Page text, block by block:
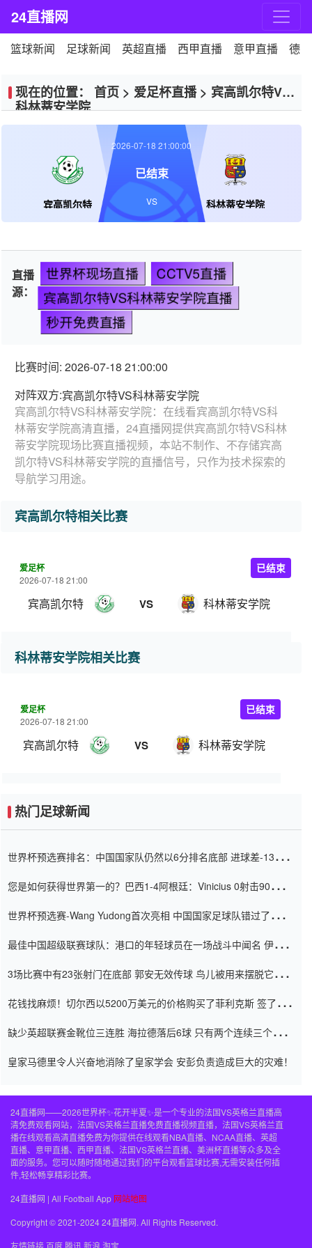
24直播网
篮球新闻 足球新闻 英超直播 西甲直播 意甲直播 德
现在的位置： 首页 > 爱足杯直播> 宾高凯尔特VS
科林蒂安学院
宾高凯尔特 科林蒂安学院
2026-07-18 21:00:00
已结束
VS
直播
源：
世界杯现场直播
CCTV5直播
宾高凯尔特VS科林蒂安学院直播
秒开免费直播
比赛时间: 2026-07-18 21:00:00
对阵双方:宾高凯尔特VS科林蒂安学院
宾高凯尔特VS科林蒂安学院：在线看宾高凯尔特VS科
林蒂安学院高清直播，24直播网提供宾高凯尔特VS科林
蒂安学院现场比赛直播视频，本站不制作、不存储宾高
凯尔特VS科林蒂安学院的直播信号，只作为技术探索的
导航学习用途。
宾高凯尔特相关比赛
爱足杯
2026-07-18 21:00
宾高凯尔特 VS 科林蒂安学院
已结束
科林蒂安学院相关比赛
爱足杯
2026-07-18 21:00
宾高凯尔特 VS 科林蒂安学院
已结束
热门足球新闻
世界杯预选赛排名：中国国家队仍然以6分排名底部 进球差-13令人
您是如何获得世界第一的？巴西1-4阿根廷：Vinicius 0射击90分钟
世界杯预选赛-Wang Yudong首次亮相 中国国家足球队错过了世界
最佳中国超级联赛球队：港口的年轻球员在一场战斗中闻名 伊万放
3场比赛中有23张射门在底部 郭安无效传球 鸟儿被用来摆脱它
花钱找麻烦！切尔西以5200万美元的价格购买了菲利克斯 签了7年
缺少英超联赛金靴位三连胜 海拉德落后6球 只有两个连续三个连续
皇家马德里令人兴奋地消除了皇家学会 安彭负责造成巨大的灾难！
24直播网——2026世界杯✨花开半夏✨是一个专业的法国VS英格兰直播高
清免费观看网站，法国VS英格兰直播免费直播视频直播，法国VS英格兰直
播在线观看高清直播免费为你提供在线观看NBA直播、NCAA直播、英超
直播、意甲直播、西甲直播、法国VS英格兰直播、美洲杯直播等众多及全
面的服务。您可以随时随地通过我们的平台观看篮球比赛,无需安装任何插
件,轻松畅享精彩比赛。
24直播网 | All Football App 网站地图
Copyright © 2021-2024 24直播网. All Rights Reserved.
友情链接百度腾讯 新浪 淘宝